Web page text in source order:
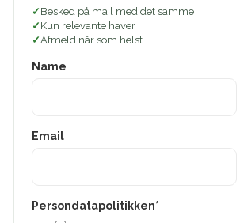
Besked på mail med det samme
Kun relevante haver
Afmeld når som helst
Name
Email
Persondatapolitikken*